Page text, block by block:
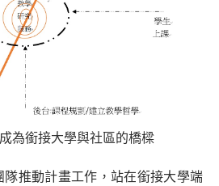
為銜接大學與社區的橋樑
隊推動計畫工作，站在銜接大學端